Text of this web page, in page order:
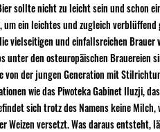
sollte nicht zu leicht sein und schon
um ein leichtes und zugleich
vielseitigen und einfallsreichen Brauer
unter den osteuropäischen Brauereien
von der jungen Generation mit
wie das Piwoteka Gabinet Iluzji,
sich trotz des Namens keine
Weizen versetzt. Was daraus entsteht,